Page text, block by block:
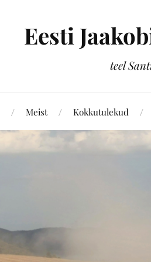
Eesti
teel
Meist Kokkutulekud